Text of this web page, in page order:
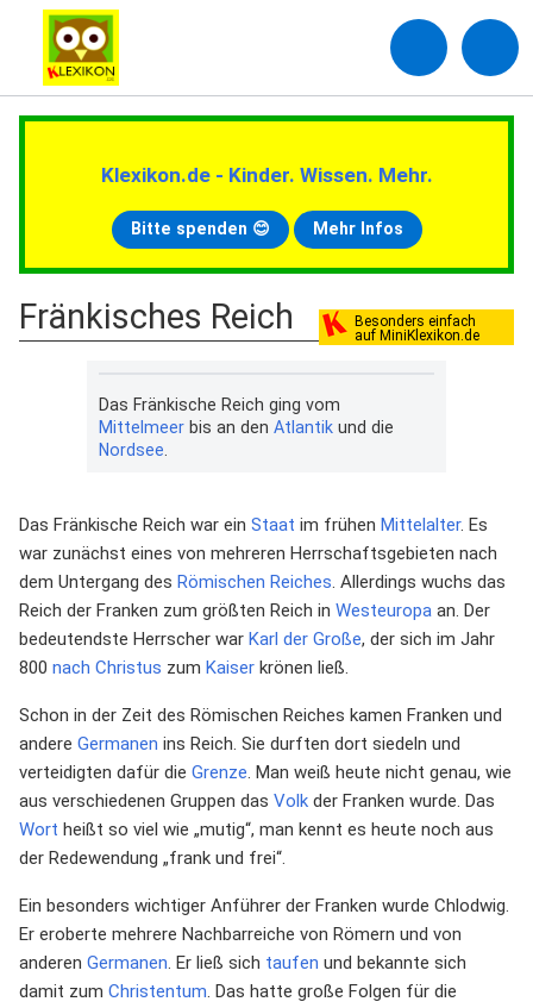
Klexikon.de - Kinder. Wissen. Mehr.
Bitte spenden 😊 Mehr Infos
Besonders einfach
auf MiniKlexikon.de
Fränkisches Reich
Das Fränkische Reich ging vom
Mittelmeerbis an den Atlantikund die
Nordsee
Das Fränkische Reich war ein Staat im frühen Mittelalter. Es
war zunächst eines von mehreren Herrschaftsgebieten nach
dem Untergang des Römischen Reiches. Allerdings wuchs das
Reich der Franken zum größten Reich in Westeuropa an. Der
bedeutendste Herrscher war Karl der Große, der sich im Jahr
800 nach Christus zum Kaiser krönen ließ.
Schon in der Zeit des Römischen Reiches kamen Franken und
andere Germanen ins Reich. Sie durften dort siedeln und
verteidigten dafür die Grenze. Man weiß heute nicht genau, wie
aus verschiedenen Gruppen das Volk der Franken wurde. Das
Wort heißt so viel wie „mutig“, man kennt es heute noch aus
der Redewendung „frank und frei“.
Ein besonders wichtiger Anführer der Franken wurde Chlodwig.
Er eroberte mehrere Nachbarreiche von Römern und von
anderen Germanen. Er ließ sich taufen und bekannte sich
damit zum Christentum. Das hatte große Folgen für die